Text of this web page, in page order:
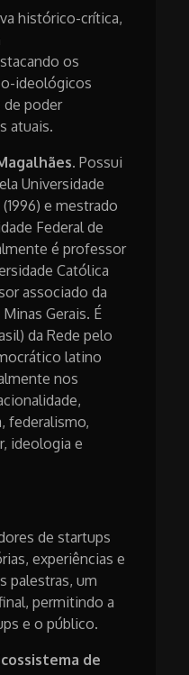
histórico-crítica,
os
ideológicos
poder
atuais.
Possui
Universidade
e mestrado
Federal de
é professor
Católica
associado da
Gerais. É
da Rede pelo
latino
nos
federalismo,
ideologia e
de startups
experiências e
palestras, um
permitindo a
e o público.
de